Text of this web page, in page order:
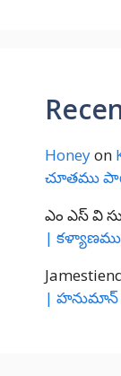
Honeyon
చూతము
ఎం ఎస్ వి
| కళ్యాణము
|